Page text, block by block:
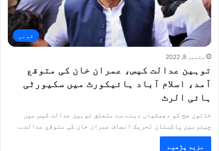
قومی
ستمبر 8, 2022
توہین عدالت کیس، عمران خان کی متوقع
آمد، اسلام آباد ہائیکورٹ میں سکیورٹی
ہائی الرٹ
خاتون جج کو دھمکیاں دینے سے متعلق توہین عدالت کیس میں
چیئرمین پاکستان تحریک انصاف عمران خان کی متوقع عدالت…
مزید پڑھیے